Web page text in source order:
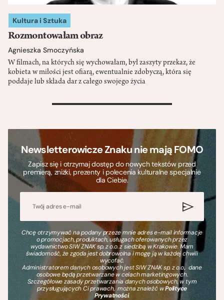
Kultura i Sztuka
Rozmontowałam obraz
Agnieszka Smoczyńska
W filmach, na których się wychowałam, był zaszyty przekaz, że
kobieta w miłości jest ofiarą, ewentualnie zdobyczą, która się
poddaje lub składa dar z całego swojego życia
>
Newsletterowicze Znaku nie mają FOMO
Zapisz się i otrzymaj dostęp do nowych tekstów przed
premierą, zniżki, prezenty i polecenia kulturalne specjalnie
dla Ciebie.
Chcę otrzymywać na podany przeze mnie adres e-mail informacje
o promocjach, produktach, usługach oferowanych przez
wydawnictwo SIW ZNAK sp. z o.o. z siedzibą w Krakowie. Mam
świadomość, że zgoda jest dobrowolna i mogę ją w każdej chwili
wycofać.
Administratorem danych osobowych jest SIW ZNAK sp. z o.o., dane
osobowe będą przetwarzane w celach marketingowych.
Szczegółowe zasady przetwarzania danych osobowych, w tym
przysługujących Ci prawach, można znaleźć wPolityce
Prywatności.